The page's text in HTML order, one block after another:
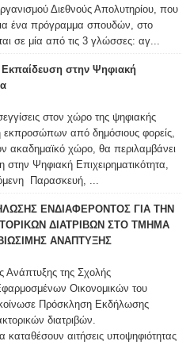
Διεθνούς Απολυτηρίου, που
ένα πρόγραμμα σπουδών, στο
σε μία από τις 3 γλώσσες: αγ...
στην Ψηφιακή
στον χώρο της ψηφιακής
εκπροσώπων από δημόσιους φορείς,
ακαδημαϊκό χώρο, θα περιλαμβάνει
Ψηφιακή Επιχειρηματικότητα,
Παρασκευή, ...
ΕΝΔΙΑΦΕΡΟΝΤΟΣ ΓΙΑ ΤΗΝ
ΔΙΑΤΡΙΒΩΝ ΣΤΟ ΤΜΗΜΑ
ΑΝΑΠΤΥΞΗΣ
Ανάπτυξης της Σχολής
Οικονομικών του
Πρόσκληση Εκδήλωσης
διατριβών.
καταθέσουν αιτήσεις υποψηφιότητας